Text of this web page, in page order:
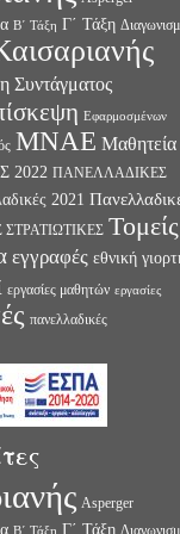
Β΄ Τάξη Γ΄ Τάξη
Συντάγματος
Εφαρμοσμένων
ΜΝΑΕ Μαθητεία
2022 ΠΑΝΕΛΛΑΔΙΚΕΣ
2021
Τομείς
εγγραφές εθνική
εργασίες μαθητών εργασίες
πανελλαδικές
Asperger
Β΄ Τάξη Γ΄ Τάξη